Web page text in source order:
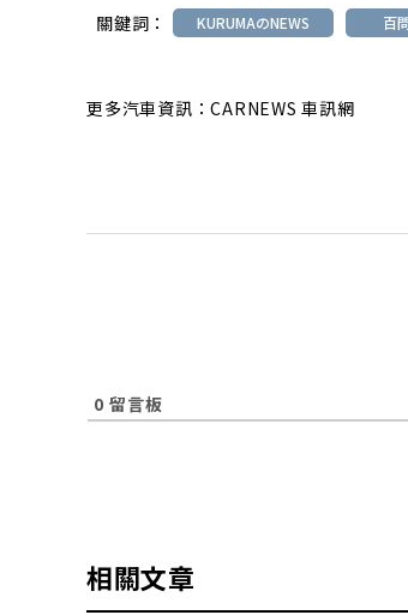
關鍵詞： KURUMAのNEWS 百
更多汽車資訊：CARNEWS 車訊網
0 留言板
相關文章